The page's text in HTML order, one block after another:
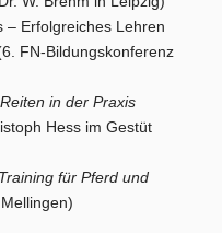
– Erfolgreiches Lehren
FN-Bildungskonferenz
in der Praxis
Hess im Gestüt
für Pferd und